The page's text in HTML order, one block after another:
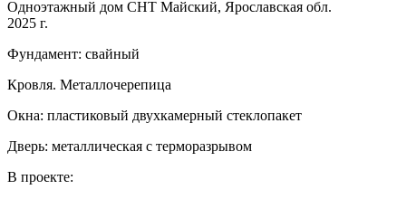
Одноэтажный дом СНТ Майский, Ярославская обл.
2025 г.
Фундамент: свайный
Кровля. Металлочерепица
Окна: пластиковый двухкамерный стеклопакет
Дверь: металлическая с терморазрывом
В проекте: